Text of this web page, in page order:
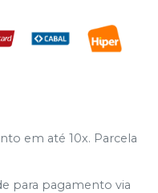
em até 10x. Parcela
para pagamento via